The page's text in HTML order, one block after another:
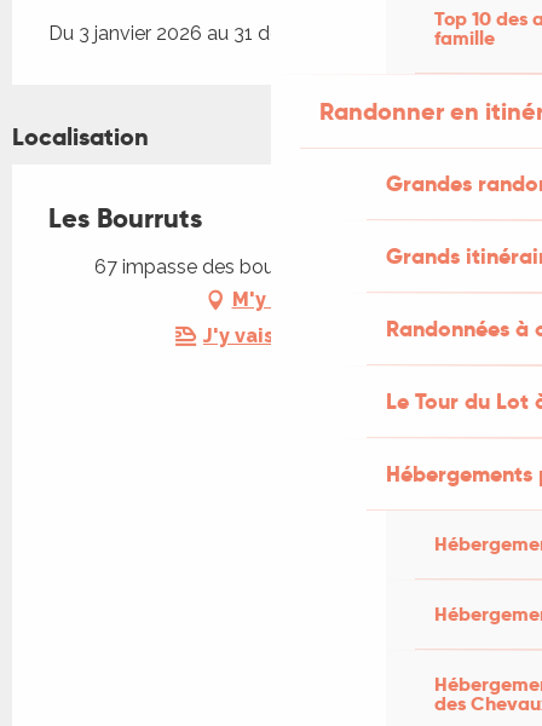
Top 10 des
famille
Randonner en
Grandes
Grands
Randonnées
Le Tour du Lot
des
Du 3 janvier 2026 au 31 décembre 2026
Localisation
Les Bourruts
67 impasse des bourruts, 46500 Rignac
M'y rendre
J'y vais en train !